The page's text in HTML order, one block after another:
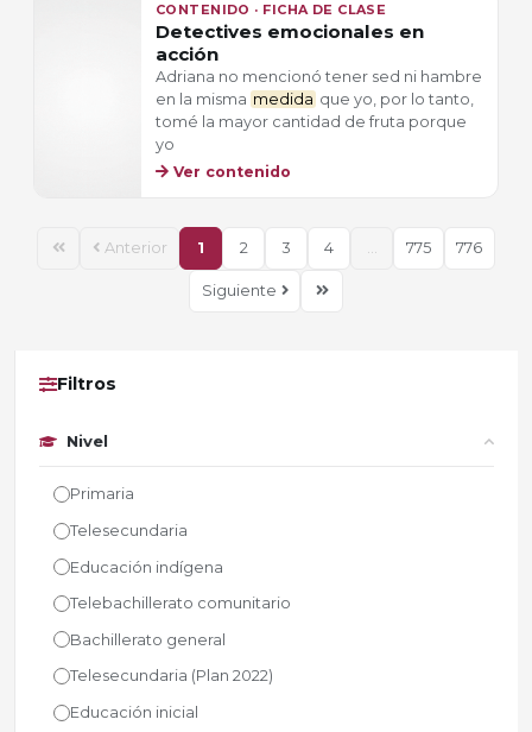
CONTENIDO · FICHA DE CLASE
Detectives emocionales en
acción
Adriana no mencionó tener sed ni hambre
en la misma medida que yo, por lo tanto,
tomé la mayor cantidad de fruta porque
yo
Ver contenido
Anterior 1 2 3 4 ... 775 776
Siguiente
Filtros
Nivel
Primaria
Telesecundaria
Educación indígena
Telebachillerato comunitario
Bachillerato general
Telesecundaria (Plan 2022)
Educación inicial